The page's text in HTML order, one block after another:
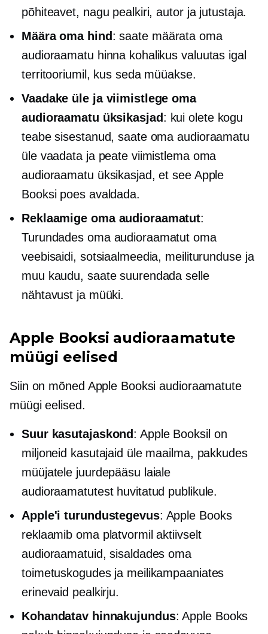
põhiteavet, nagu pealkiri, autor ja jutustaja.
Määra oma hind: saate määrata oma
audioraamatu hinna kohalikus valuutas igal
territooriumil, kus seda müüakse.
Vaadake üle ja viimistlege oma
audioraamatu üksikasjad: kui olete kogu
teabe sisestanud, saate oma audioraamatu
üle vaadata ja peate viimistlema oma
audioraamatu üksikasjad, et see Apple
Booksi poes avaldada.
Reklaamige oma audioraamatut:
Turundades oma audioraamatut oma
veebisaidi, sotsiaalmeedia, meiliturunduse ja
muu kaudu, saate suurendada selle
nähtavust ja müüki.
Apple Booksi audioraamatute
müügi eelised
Siin on mõned Apple Booksi audioraamatute
müügi eelised.
Suur kasutajaskond: Apple Booksil on
miljoneid kasutajaid üle maailma, pakkudes
müüjatele juurdepääsu laiale
audioraamatutest huvitatud publikule.
Apple'i turundustegevus: Apple Books
reklaamib oma platvormil aktiivselt
audioraamatuid, sisaldades oma
toimetuskogudes ja meilikampaaniates
erinevaid pealkirju.
Kohandatav hinnakujundus: Apple Books